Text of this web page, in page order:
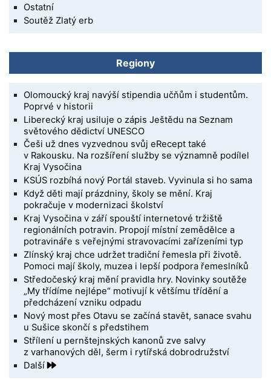
Ostatní
Soutěž Zlatý erb
Regiony
Olomoucký kraj navýší stipendia učňům i studentům.
Poprvé v historii
Liberecký kraj usiluje o zápis Ještědu na Seznam
světového dědictví UNESCO
Češi už dnes vyzvednou svůj eRecept také
v Rakousku. Na rozšíření služby se významně podílel
Kraj Vysočina
KSÚS rozbíhá nový Portál staveb. Vyvinula si ho sama
Když děti mají prázdniny, školy se mění. Kraj
pokračuje v modernizaci školství
Kraj Vysočina v září spouští internetové tržiště
regionálních potravin. Propojí místní zemědělce a
potravináře s veřejnými stravovacími zařízeními typ
Zlínský kraj chce udržet tradiční řemesla při životě.
Pomoci mají školy, muzea i lepší podpora řemeslníků
Středočeský kraj mění pravidla hry. Novinky soutěže
„My třídíme nejlépe“ motivují k většímu třídění a
předcházení vzniku odpadu
Nový most přes Otavu se začíná stavět, sanace svahu
u Sušice skončí s předstihem
Střílení u pernštejnských kanonů zve salvy
z varhanových děl, šerm i rytířská dobrodružství
Další